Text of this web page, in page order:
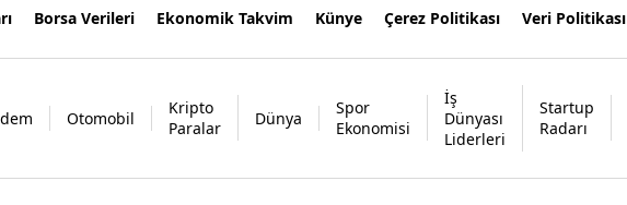
Borsa Verileri Ekonomik Takvim Künye Çerez Politikası Veri Politikası
Otomobil
Kripto
Paralar
Dünya
Spor
Ekonomisi
İş
Dünyası
Liderleri
Startup
Radarı